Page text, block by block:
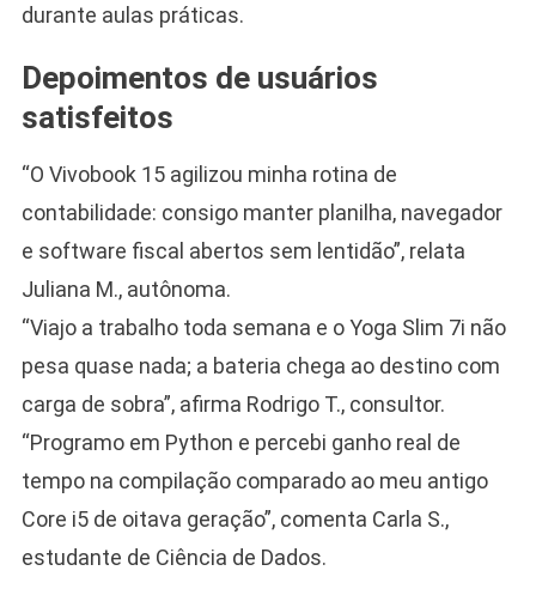
durante aulas práticas.
Depoimentos de usuários
satisfeitos
“O Vivobook 15 agilizou minha rotina de
contabilidade: consigo manter planilha, navegador
e software fiscal abertos sem lentidão”, relata
Juliana M., autônoma.
“Viajo a trabalho toda semana e o Yoga Slim 7i não
pesa quase nada; a bateria chega ao destino com
carga de sobra”, afirma Rodrigo T., consultor.
“Programo em Python e percebi ganho real de
tempo na compilação comparado ao meu antigo
Core i5 de oitava geração”, comenta Carla S.,
estudante de Ciência de Dados.